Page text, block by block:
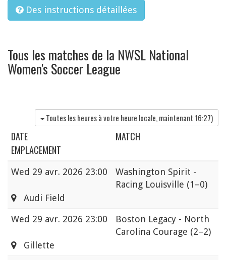
Des instructions détaillées
Tous les matches de la NWSL National
Women's Soccer League
Toutes les heures à votre heure locale, maintenant 16:27)
DATE
MATCH
EMPLACEMENT
Wed 29 avr. 2026 23:00
Washington Spirit -
Racing Louisville (1–0)
Audi Field
Wed 29 avr. 2026 23:00
Boston Legacy - North
Carolina Courage (2–2)
Gillette